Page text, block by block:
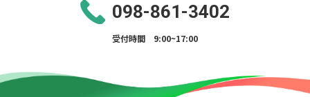
098-861-3402
受付時間 9:00~17:00